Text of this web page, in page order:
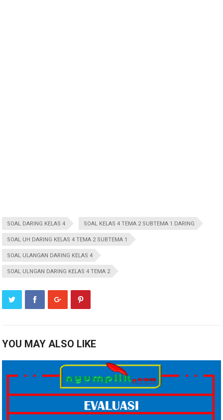
SOAL DARING KELAS 4 SOAL KELAS 4 TEMA 2 SUBTEMA 1 DARING
SOAL UH DARING KELAS 4 TEMA 2 SUBTEMA 1
SOAL ULANGAN DARING KELAS 4
SOAL ULNGAN DARING KELAS 4 TEMA 2
YOU MAY ALSO LIKE